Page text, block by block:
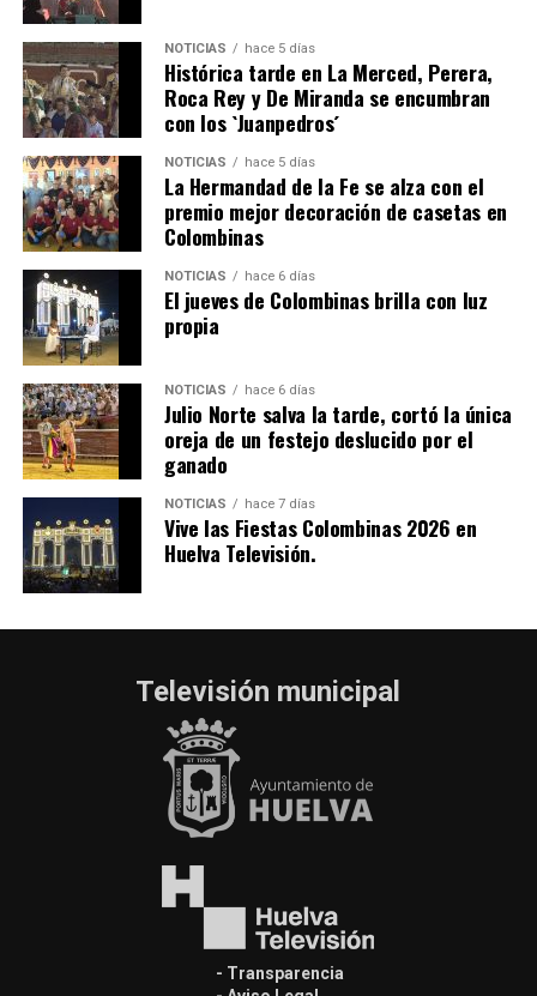
QUINTA CORRIDA DE LAS FIESTAS COLOMBINAS
2026
hace 3 días· Huelvatv
NOTICIAS hace 5 días
Histórica tarde en La Merced, Perera,
Roca Rey y De Miranda se encumbran
con los `Juanpedros´
NOTICIAS hace 5 días
La Hermandad de la Fe se alza con el
premio mejor decoración de casetas en
Colombinas
NOTICIAS hace 6 días
El jueves de Colombinas brilla con luz
propia
NOTICIAS hace 6 días
Julio Norte salva la tarde, cortó la única
oreja de un festejo deslucido por el
ganado
NOTICIAS hace 7 días
Vive las Fiestas Colombinas 2026 en
Huelva Televisión.
Televisión municipal
- Transparencia